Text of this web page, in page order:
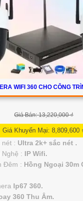
WIFI 360 CHO CÔNG
Giá Bán: 13,220,000 ₫
Giá Khuyến Mại: 8,809,600
nét : Ultra 2k+ sắc nét .
: IP Wifi.
Đêm : Hồng Ngoại 30m
Ip67 360.
360 Thu Âm.